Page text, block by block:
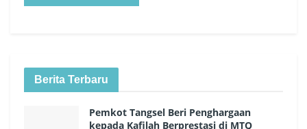
Berita Terbaru
Pemkot Tangsel Beri Penghargaan
kepada Kafilah Berprestasi di MTQ